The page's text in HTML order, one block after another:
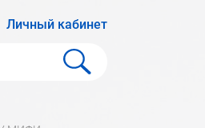
Личный кабинет